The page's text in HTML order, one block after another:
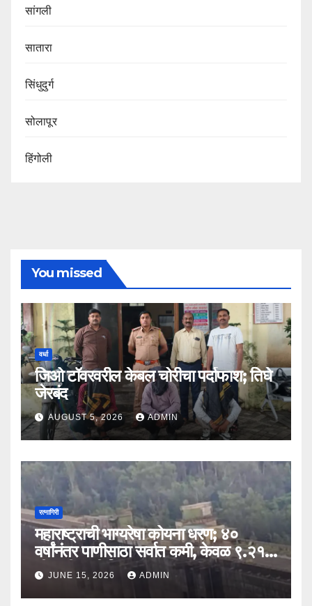
सांगली
सातारा
सिंधुदुर्ग
सोलापूर
हिंगोली
You missed
वर्धा
जिओ टॉवरवरील केबल चोरीचा पर्दाफाश; तिघे
जेरबंद
AUGUST 5, 2026 ADMIN
रत्नागिरी
महाराष्ट्राची भाग्यरेषा कोयना धरण; ४०
वर्षांनंतर पाणीसाठा सर्वात कमी, केवळ ९.२१
टीएमसी पाणी शिल्लक
JUNE 15, 2026 ADMIN